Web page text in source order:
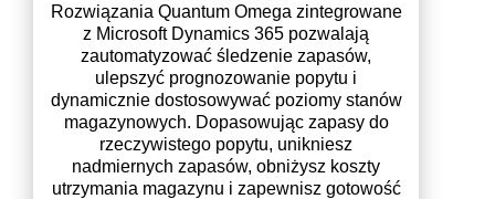
Rozwiązania Quantum Omega zintegrowane
z Microsoft Dynamics 365 pozwalają
zautomatyzować śledzenie zapasów,
ulepszyć prognozowanie popytu i
dynamicznie dostosowywać poziomy stanów
magazynowych. Dopasowując zapasy do
rzeczywistego popytu, unikniesz
nadmiernych zapasów, obniżysz koszty
utrzymania magazynu i zapewnisz gotowość